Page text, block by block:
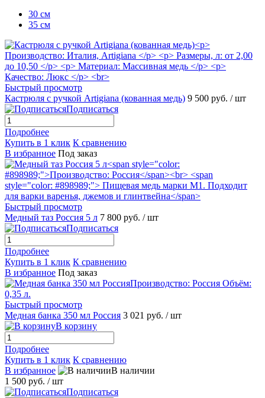
30 см
35 см
Быстрый просмотр
Кастрюля с ручкой Artigiana (кованная медь) 9 500 руб. / шт
Подписаться
Подробнее
Купить в 1 клик К сравнению
В избранное Под заказ
Быстрый просмотр
Медный таз Россия 5 л 7 800 руб. / шт
Подписаться
Подробнее
Купить в 1 клик К сравнению
В избранное Под заказ
Быстрый просмотр
Медная банка 350 мл Россия 3 021 руб. / шт
В корзину
Подробнее
Купить в 1 клик К сравнению
В избранное
В наличии
1 500 руб. / шт
Подписаться